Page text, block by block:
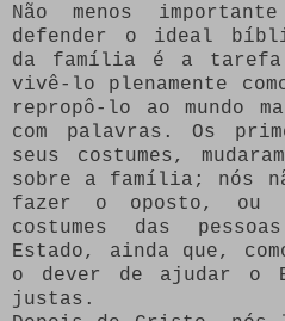
Não menos
defender o ideal
da família é a tarefa
vivê-lo plenamente
repropô-lo ao mundo
com palavras. Os
seus costumes,
sobre a família; nós
fazer o oposto, ou
costumes das
Estado, ainda que,
o dever de ajudar o
justas.